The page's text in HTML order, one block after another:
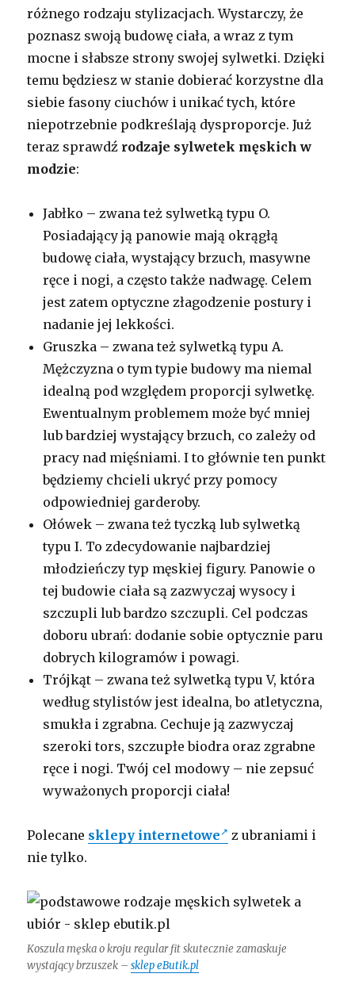
różnego rodzaju stylizacjach. Wystarczy, że
poznasz swoją budowę ciała, a wraz z tym
mocne i słabsze strony swojej sylwetki. Dzięki
temu będziesz w stanie dobierać korzystne dla
siebie fasony ciuchów i unikać tych, które
niepotrzebnie podkreślają dysproporcje. Już
teraz sprawdź rodzaje sylwetek męskich w
modzie:
Jabłko – zwana też sylwetką typu O.
Posiadający ją panowie mają okrągłą
budowę ciała, wystający brzuch, masywne
ręce i nogi, a często także nadwagę. Celem
jest zatem optyczne złagodzenie postury i
nadanie jej lekkości.
Gruszka – zwana też sylwetką typu A.
Mężczyzna o tym typie budowy ma niemal
idealną pod względem proporcji sylwetkę.
Ewentualnym problemem może być mniej
lub bardziej wystający brzuch, co zależy od
pracy nad mięśniami. I to głównie ten punkt
będziemy chcieli ukryć przy pomocy
odpowiedniej garderoby.
Ołówek – zwana też tyczką lub sylwetką
typu I. To zdecydowanie najbardziej
młodzieńczy typ męskiej figury. Panowie o
tej budowie ciała są zazwyczaj wysocy i
szczupli lub bardzo szczupli. Cel podczas
doboru ubrań: dodanie sobie optycznie paru
dobrych kilogramów i powagi.
Trójkąt – zwana też sylwetką typu V, która
według stylistów jest idealna, bo atletyczna,
smukła i zgrabna. Cechuje ją zazwyczaj
szeroki tors, szczupłe biodra oraz zgrabne
ręce i nogi. Twój cel modowy – nie zepsuć
wyważonych proporcji ciała!
Polecane sklepy internetowe
z ubraniami i
nie tylko.
Koszula męska o kroju regular fit skutecznie zamaskuje
wystający brzuszek –sklep eButik.pl